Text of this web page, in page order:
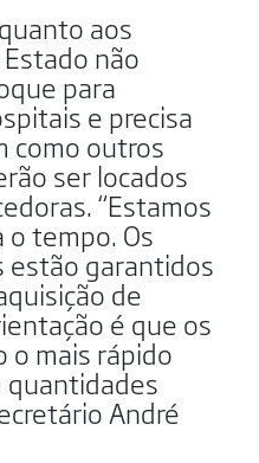
aos
não
para
e precisa
como outros
ser locados
“Estamos
tempo. Os
estão garantidos
de
é que os
o mais rápido
quantidades
André